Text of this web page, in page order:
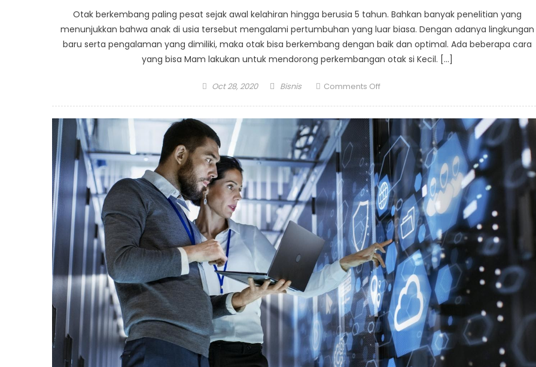
Otak berkembang paling pesat sejak awal kelahiran hingga berusia 5 tahun. Bahkan banyak penelitian yang
menunjukkan bahwa anak di usia tersebut mengalami pertumbuhan yang luar biasa. Dengan adanya lingkungan
baru serta pengalaman yang dimiliki, maka otak bisa berkembang dengan baik dan optimal. Ada beberapa cara
yang bisa Mam lakukan untuk mendorong perkembangan otak si Kecil. […]
Posted
Oct 28, 2020 Author
Bisnis Comments Offon
Perkembangan
Otak
Anak